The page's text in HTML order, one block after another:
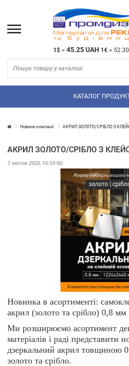
1$ = 45.25 UAH 1€ =
КАТАЛОГ
Новини компанії АКРИЛ ЗОЛОТО/СРІБЛО З
АКРИЛ ЗОЛОТО/СРІБЛО З
7 квітня 2026 10:59:00
Новинка в асортименті:
акрил (золото та срібло) 0,8 мм
Ми розширюємо асортимент
матеріалів і раді представити
дзеркальний акрил товщиною
золото та срібло.